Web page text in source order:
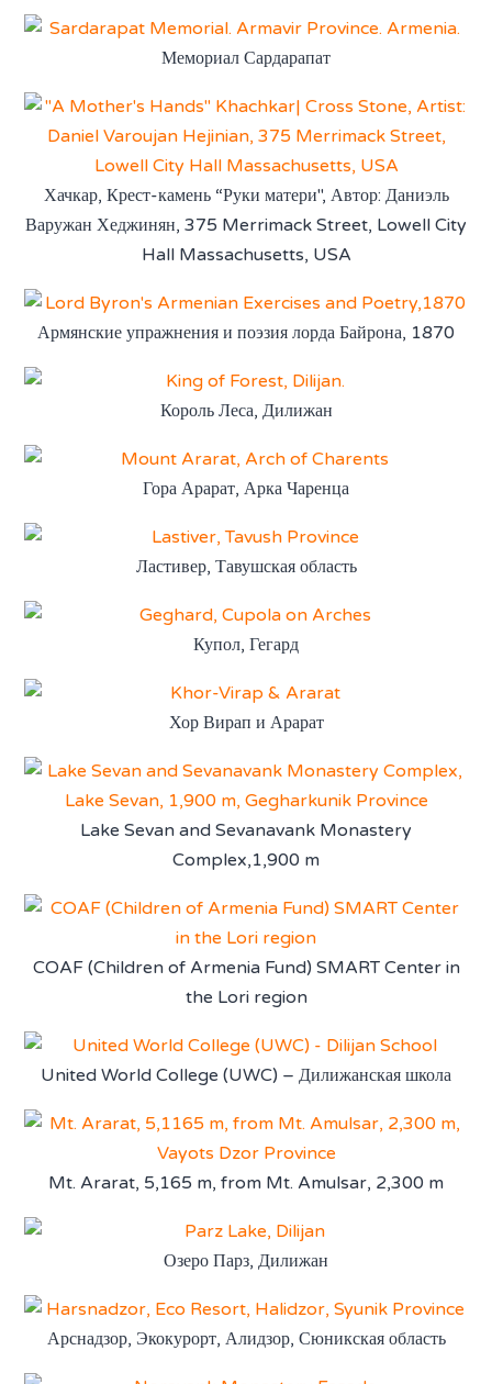
Мемориал Сардарапат
Хачкар, Крест-камень “Руки матери", Автор: Даниэль
Варужан Хеджинян, 375 Merrimack Street, Lowell City
Hall Massachusetts, USA
Армянские упражнения и поэзия лорда Байрона, 1870
Король Леса, Дилижан
Гора Арарат, Арка Чаренца
Ластивер, Тавушская область
Купол, Гегард
Хор Вирап и Арарат
Lake Sevan and Sevanavank Monastery
Complex,1,900 m
COAF (Children of Armenia Fund) SMART Center in
the Lori region
United World College (UWC) – Дилижанская школа
Mt. Ararat, 5,165 m, from Mt. Amulsar, 2,300 m
Озеро Парз, Дилижан
Арснадзор, Экокурорт, Алидзор, Сюникская область